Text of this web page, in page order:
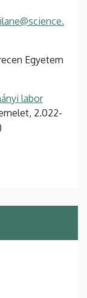
Egyetem
labor
2.022-